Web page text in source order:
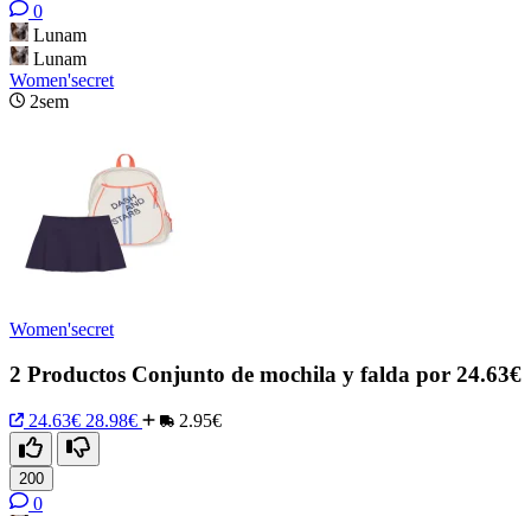
0
Lunam
Lunam
Women'secret
2sem
Women'secret
2 Productos Conjunto de mochila y falda por 24.63€
24.63€ 28.98€ 2.95€
200
0